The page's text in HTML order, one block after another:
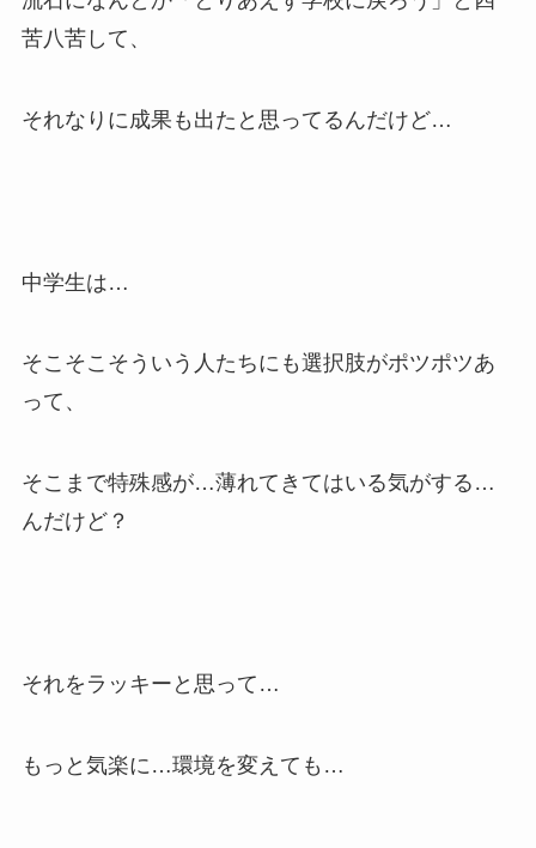
苦八苦して、
それなりに成果も出たと思ってるんだけど…
中学生は…
そこそこそういう人たちにも選択肢がポツポツあ
って、
そこまで特殊感が…薄れてきてはいる気がする…
んだけど？
それをラッキーと思って…
もっと気楽に…環境を変えても…